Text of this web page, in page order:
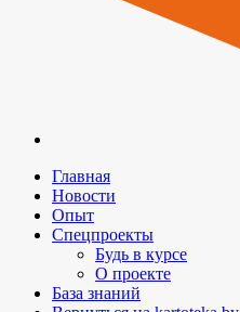
Главная
Новости
Опыт
Спецпроекты
Будь в курсе
О проекте
База знаний